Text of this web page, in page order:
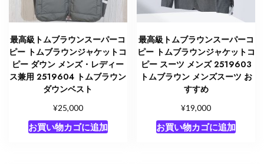
最高級トムブラウンスーパーコ
ピー トムブラウンジャケットコ
ピー ダウン メンズ・レディー
ス兼用 2519604 トムブラウン
ダウンベスト
¥25,000
お買い物カゴに追加
最高級トムブラウンスーパーコ
ピー トムブラウンジャケットコ
ピー スーツ メンズ 2519603
トムブラウン メンズスーツ お
すすめ
¥19,000
お買い物カゴに追加